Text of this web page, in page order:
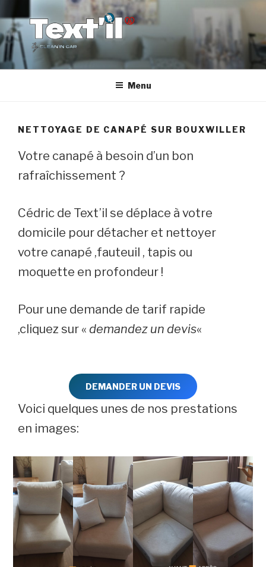
au
contenu
principal
TEX'TIL
Le nettoyage de canapé haut de gamme
Menu
NETTOYAGE DE CANAPÉ SUR BOUXWILLER
Votre canapé à besoin d’un bon
rafraîchissement ?
Cédric de Text’il se déplace à votre
domicile pour détacher et nettoyer
votre canapé ,fauteuil , tapis ou
moquette en profondeur !
Pour une demande de tarif rapide
,cliquez sur « demandez un devis«
DEMANDER UN DEVIS
Voici quelques unes de nos prestations
en images: